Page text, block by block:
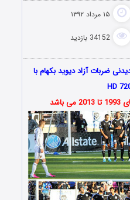
۱۵ مرداد ۱۳۹۲
34152 بازدید
ضربات آزاد دیوید بکهام با